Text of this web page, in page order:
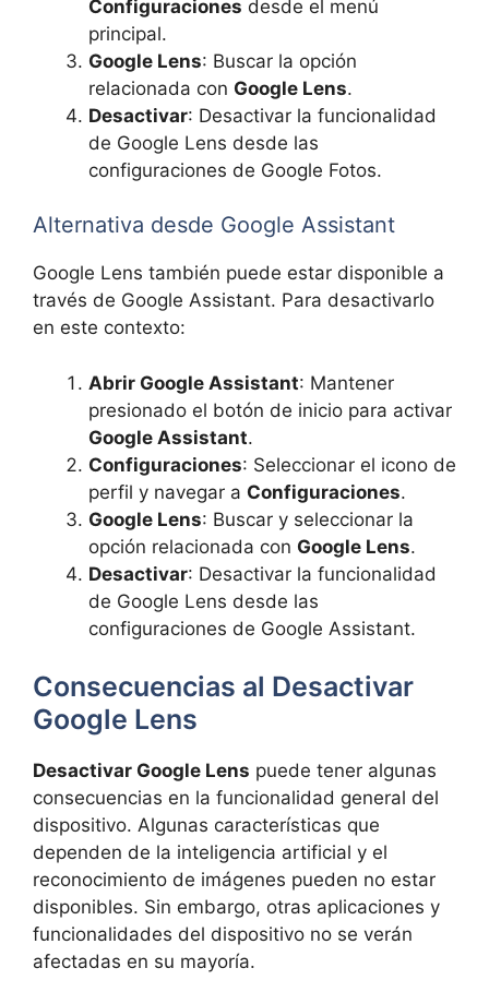
Configuraciones desde el menú
principal.
Google Lens: Buscar la opción
relacionada con Google Lens.
Desactivar: Desactivar la funcionalidad
de Google Lens desde las
configuraciones de Google Fotos.
Alternativa desde Google Assistant
Google Lens también puede estar disponible a
través de Google Assistant. Para desactivarlo
en este contexto:
Abrir Google Assistant: Mantener
presionado el botón de inicio para activar
Google Assistant.
Configuraciones: Seleccionar el icono de
perfil y navegar a Configuraciones.
Google Lens: Buscar y seleccionar la
opción relacionada con Google Lens.
Desactivar: Desactivar la funcionalidad
de Google Lens desde las
configuraciones de Google Assistant.
Consecuencias al Desactivar
Google Lens
Desactivar Google Lens puede tener algunas
consecuencias en la funcionalidad general del
dispositivo. Algunas características que
dependen de la inteligencia artificial y el
reconocimiento de imágenes pueden no estar
disponibles. Sin embargo, otras aplicaciones y
funcionalidades del dispositivo no se verán
afectadas en su mayoría.